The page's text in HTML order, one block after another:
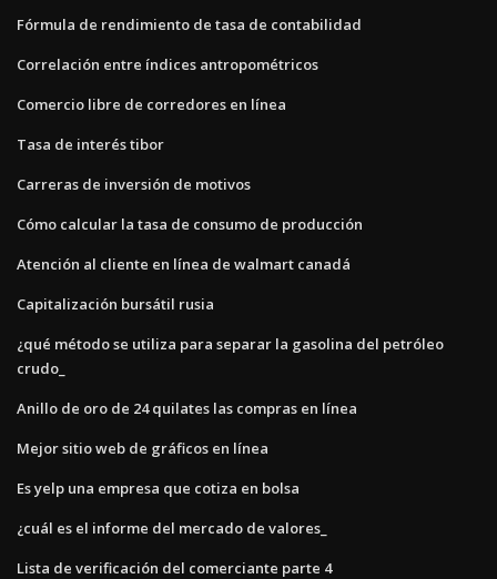
Fórmula de rendimiento de tasa de contabilidad
Correlación entre índices antropométricos
Comercio libre de corredores en línea
Tasa de interés tibor
Carreras de inversión de motivos
Cómo calcular la tasa de consumo de producción
Atención al cliente en línea de walmart canadá
Capitalización bursátil rusia
¿qué método se utiliza para separar la gasolina del petróleo
crudo_
Anillo de oro de 24 quilates las compras en línea
Mejor sitio web de gráficos en línea
Es yelp una empresa que cotiza en bolsa
¿cuál es el informe del mercado de valores_
Lista de verificación del comerciante parte 4